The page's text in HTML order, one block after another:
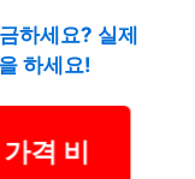
하세요? 실제
하세요!
격 비